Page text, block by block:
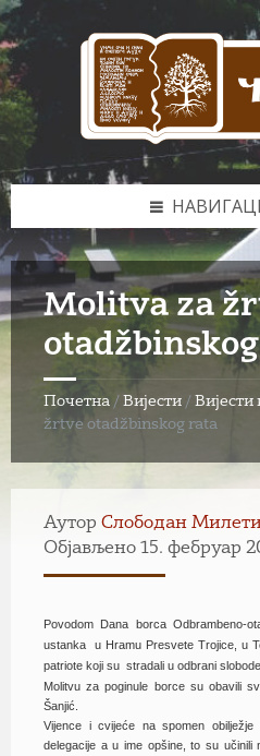
Skip
to
content
Skip
to
left
sidebar
Skip
to
footer
Molitva za
Почетна / Вијести / Вијести
žrtve otadžbinskog rata
Аутор Слободан
Објављено 15. фебруар
Povodom Dana borca Odbrambeno-
ustanka u Hramu Presvete Trojice, u
patriote koji su stradali u odbrani
Molitvu za poginule borce su obavili
Šanjić.
Vijence i cvijeće na spomen
delegacije a u ime opšine, to su učinili